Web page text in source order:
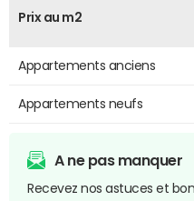
Prix au m2
Appartements anciens
Appartements neufs
A ne pas manquer
Recevez nos astuces et